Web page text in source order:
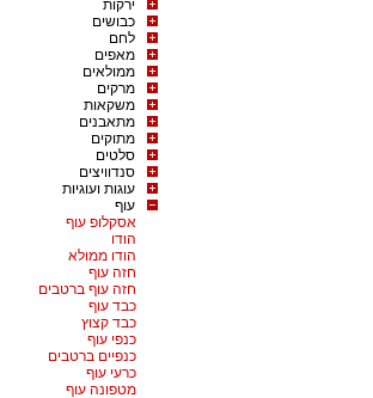
ירקות
כבושים
לחם
מאפים
ממולאים
מרקים
משקאות
מתאבנים
מתוקים
סלטים
סנדוויצים
עוגות ועוגיות
עוף
אסקלופ עוף
הודו
הודו ממולא
חזה עוף
חזה עוף ברטבים
כבד עוף
כבד קצוץ
כנפי עוף
כנפיים ברטבים
כרעי עוף
מטפונה עוף